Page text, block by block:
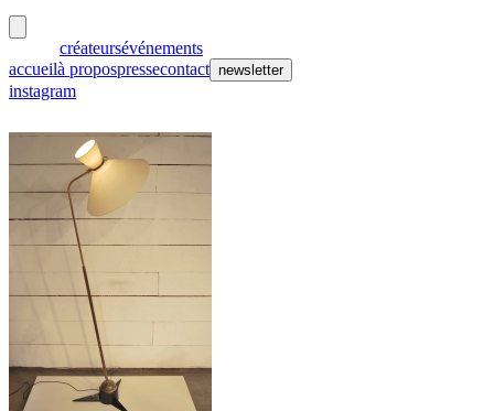
créateursévénements
accueilà propospressecontact newsletter
instagram